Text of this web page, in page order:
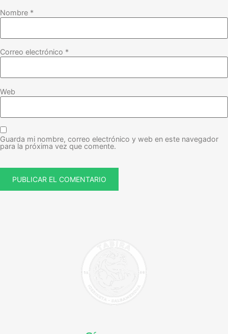
Nombre *
Correo electrónico *
Web
Guarda mi nombre, correo electrónico y web en este navegador
para la próxima vez que comente.